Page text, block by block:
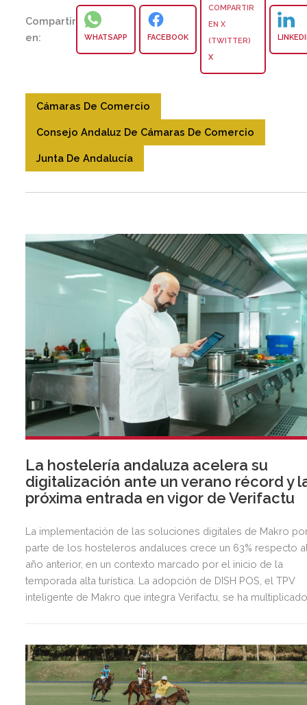
Compartir
en:
WHATSAPP FACEBOOK
X
Cámaras De Comercio
Consejo Andaluz De Cámaras De Comercio
Junta De Andalucía
La hostelería andaluza acelera su
digitalización ante un verano récord y
próxima entrada en vigor de Verifactu
La implementación de las soluciones digitales de Makro
parte de los hosteleros andaluces crece un 63% respecto
año anterior, en un contexto marcado por el inicio de la
temporada alta turística. La adopción de DISH POS, el TPV
inteligente de Makro que integra Verifactu, se ha